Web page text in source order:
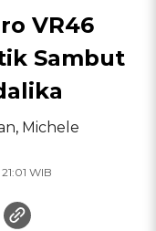
VR46
Sambut
, Michele
WIB